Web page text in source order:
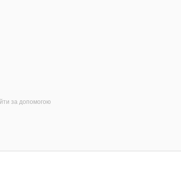
за допомогою